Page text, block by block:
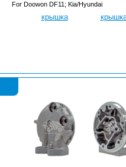
For Doowon DF11; Kia/Hyundai